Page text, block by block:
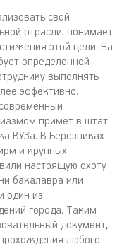
свой
отрасли, понимает
этой цели. На
определенной
выполнять
эффективно.
примет в штат
ВУЗа. В Березниках
и крупных
настоящую охоту
бакалавра или
один из
города. Таким
документ,
любого